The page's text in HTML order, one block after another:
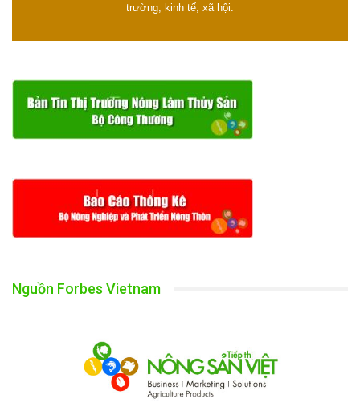
trường, kinh tế, xã hội.
Nguồn Forbes Vietnam